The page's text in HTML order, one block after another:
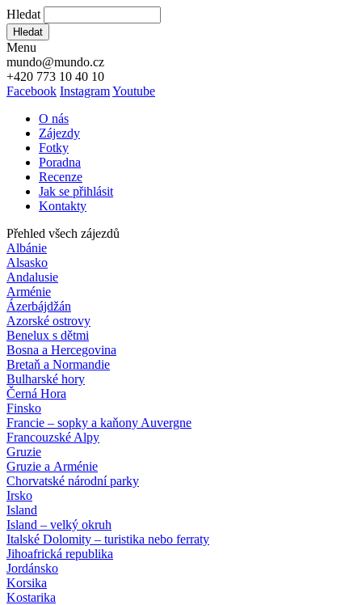
Hledat
Hledat
Menu
mundo@mundo.cz
+420 773 10 40 10
Facebook InstagramYoutube
O nás
Zájezdy
Fotky
Poradna
Recenze
Jak se přihlásit
Kontakty
Přehled všech zájezdů
Albánie
Alsasko
Andalusie
Arménie
Ázerbájdžán
Azorské ostrovy
Benelux s dětmi
Bosna a Hercegovina
Bretaň a Normandie
Bulharské hory
Černá Hora
Finsko
Francie – sopky a kaňony Auvergne
Francouzské Alpy
Gruzie
Gruzie a Arménie
Chorvatské národní parky
Irsko
Island
Island – velký okruh
Italské Dolomity – turistika nebo ferraty
Jihoafrická republika
Jordánsko
Korsika
Kostarika